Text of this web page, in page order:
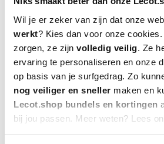
Wil je er zeker van zijn dat onze
werkt? Kies dan voor onze
zorgen, ze zijn volledig veilig . Ze
ervaring te personaliseren en onze
op basis van je surfgedrag. Zo
nog veiliger en sneller maken en
Lecot.shop bundels en kortingen
bij jou passen. Meer weten? Lees
zijn, zodat je snel en
Het assortiment van
Bij Lecot.shop vind je een
assortiment aan chemische
chemische mortel tot
smeermiddelen. Of je nu op
specifieke chemie producten